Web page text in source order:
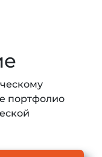
портфолио